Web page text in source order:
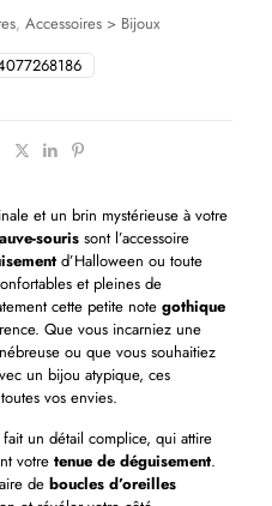
, Accessoires > Bijoux
et un brin mystérieuse à votre
sourissont l’accessoire
d’Halloween ou toute
et pleines de
cette petite note gothique
Que vous incarniez une
ou que vous souhaitiez
un bijou atypique, ces
vos envies.
un détail complice, qui attire
votre tenue de déguisement.
de boucles d’oreilles